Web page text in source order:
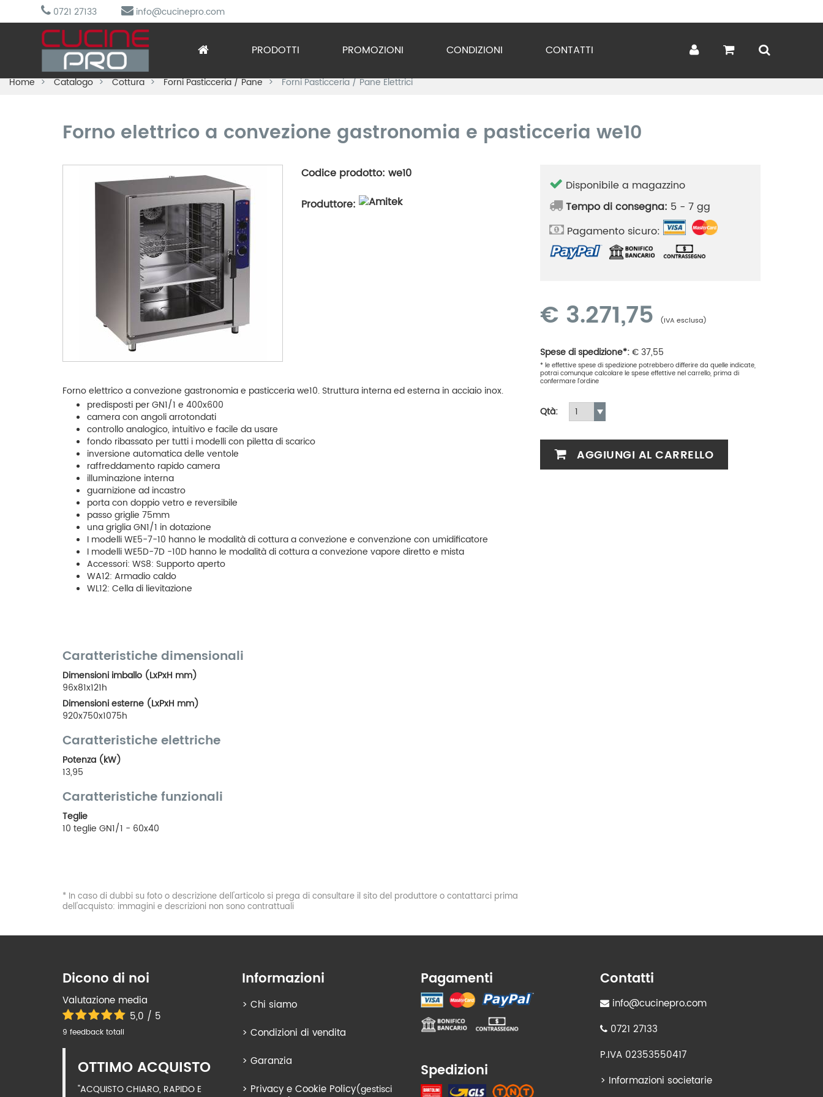
0721 27133 info@cucinepro.com
PRODOTTI
Arredo Inox
Preparazione
Refrigerazione
Sottovuoto
PROMOZIONI CONDIZIONI CONTATTI
Home Catalogo Cottura Forni Pasticceria / Pane Forni Pasticceria / Pane Elettrici
Forno elettrico a convezione gastronomia e pasticceria we10
Codice prodotto: we10
Produttore:
Forno elettrico a convezione gastronomia e pasticceria we10. Struttura interna ed esterna in acciaio inox.
predisposti per GN1/1 e 400x600
camera con angoli arrotondati
controllo analogico, intuitivo e facile da usare
fondo ribassato per tutti i modelli con piletta di scarico
inversione automatica delle ventole
raffreddamento rapido camera
illuminazione interna
guarnizione ad incastro
porta con doppio vetro e reversibile
passo griglie 75mm
una griglia GN1/1 in dotazione
I modelli WE5-7-10 hanno le modalità di cottura a convezione e convenzione con umidificatore
I modelli WE5D-7D -10D hanno le modalità di cottura a convezione vapore diretto e mista
Accessori: WS8: Supporto aperto
WA12: Armadio caldo
WL12: Cella di lievitazione
Caratteristiche dimensionali
Dimensioni imballo (LxPxH mm)
96x81x121h
Dimensioni esterne (LxPxH mm)
920x750x1075h
Caratteristiche elettriche
Potenza (kW)
13,95
Caratteristiche funzionali
Teglie
10 teglie GN1/1 - 60x40
* In caso di dubbi su foto o descrizione dell'articolo si prega di consultare il sito del produttore o contattarci prima
dell'acquisto: immagini e descrizioni non sono contrattuali
Disponibile a magazzino
Tempo di consegna: 5 - 7 gg
Pagamento sicuro:
€ 3.271,75 (IVA esclusa)
Spese di spedizione*:€37,55
* le effettive spese di spedizione potrebbero differire da quelle indicate,
potrai comunque calcolare le spese effettive nel carrello, prima di
confermare l'ordine
Qtà:
AGGIUNGI AL CARRELLO
Dicono di noi
Valutazione media
5,0 / 5
9 feedback totali
OTTIMO ACQUISTO
"ACQUISTO CHIARO, RAPIDO E
Informazioni
> Chi siamo
> Condizioni di vendita
> Garanzia
> Privacy e Cookie Policy(gestisci
Pagamenti
Spedizioni
Contatti
info@cucinepro.com
0721 27133
P.IVA 02353550417
> Informazioni societarie